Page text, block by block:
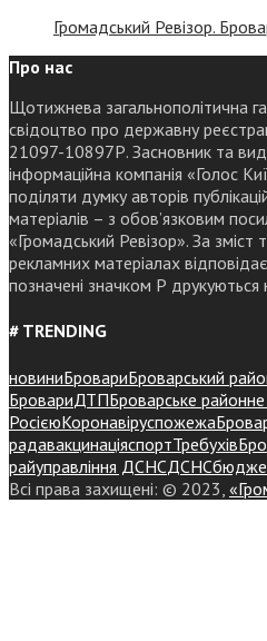
Громадський Ревізор.
Про нас
Щотижнева загальнополітична
свідоцтво про державну
21097-10897Р. Засновник та
інформаційна компанія «Голос
поділяти думку авторів
матеріалів – з обов’язковим
«Громадський Ревізор». За зміст
рекламних матеріалах
позначені значком Р друкуються
# TRENDING
новиниБровариБроварський
БровариДТПБроварське районне
РосієюКоронавіруспожежа
радавакцинаціяспортТребухів
райуправління ДСНСДСНС
Всі права захищені: © 2023,